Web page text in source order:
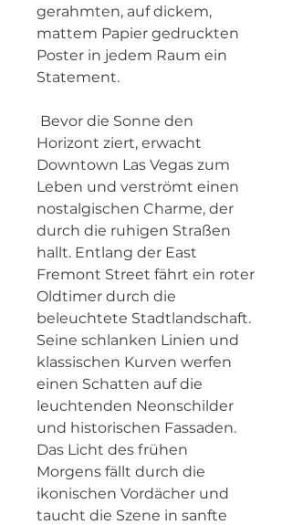
gerahmten, auf dickem,
mattem Papier gedruckten
Poster in jedem Raum ein
Statement.
Horizont ziert, erwacht
Downtown Las Vegas zum
Leben und verströmt einen
nostalgischen Charme, der
durch die ruhigen Straßen
hallt. Entlang der East
Fremont Street fährt ein roter
Oldtimer durch die
beleuchtete Stadtlandschaft.
Seine schlanken Linien und
klassischen Kurven werfen
einen Schatten auf die
leuchtenden Neonschilder
und historischen Fassaden.
Das Licht des frühen
Morgens fällt durch die
ikonischen Vordächer und
taucht die Szene in sanfte